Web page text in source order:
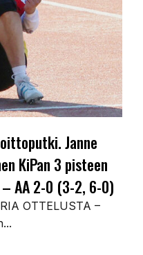
Janne
KiPan 3 pisteen
AA 2-0 (3-2, 6-0)
OTTELUSTA –